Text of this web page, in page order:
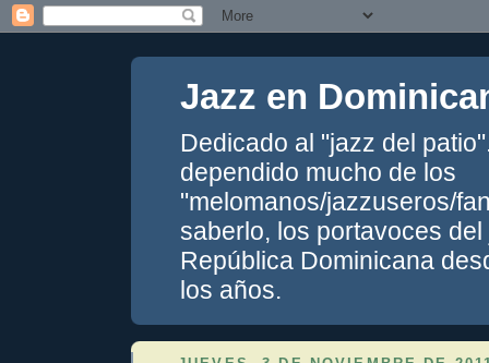
Jazz en
Dedicado al "jazz del
dependido mucho de los
"melomanos/jazzuseros/
saberlo, los portavoces
República Dominicana
los años.